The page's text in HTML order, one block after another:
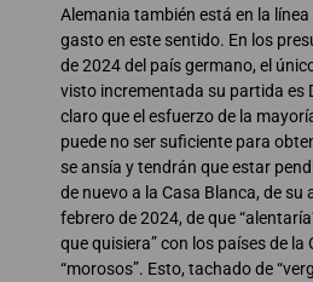
Alemania también está en la
gasto en este sentido. En los
de 2024 del país germano, el
visto incrementada su partida es
claro que el esfuerzo de la
puede no ser suficiente para
se ansía y tendrán que estar
de nuevo a la Casa Blanca, de su
febrero de 2024, de que
que quisiera” con los países de la
“morosos”. Esto, tachado de